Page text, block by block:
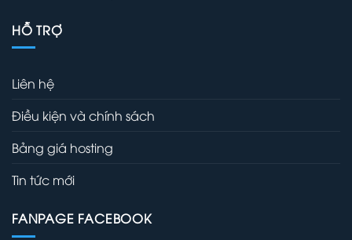
HỖ TRỢ
Liên hệ
Điều kiện và chính sách
Bảng giá hosting
Tin tức mới
FANPAGE FACEBOOK